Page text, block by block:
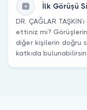
İlk Görüşü
DR. ÇAĞLAR
ettiniz mi?
diğer kişilerin doğru
katkıda